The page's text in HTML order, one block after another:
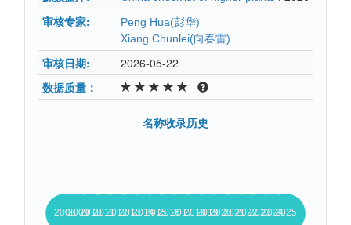
审核专家:
Peng Hua(彭华)
Xiang Chunlei(向春雷)
审核日期:
2026-05-22
数据质量：
名称收录历史